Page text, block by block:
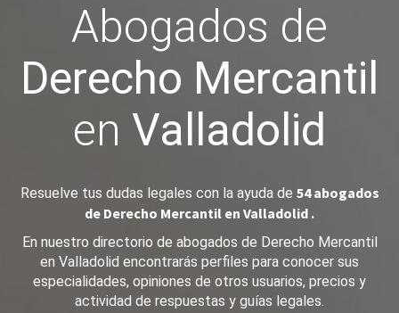
Abogados de
Derecho Mercantil
en Valladolid
Resuelve tus dudas legales con la ayuda de 54 abogados
de Derecho Mercantil en Valladolid .
En nuestro directorio de abogados de Derecho Mercantil
en Valladolid encontrarás perfiles para conocer sus
especialidades, opiniones de otros usuarios, precios y
actividad de respuestas y guías legales.